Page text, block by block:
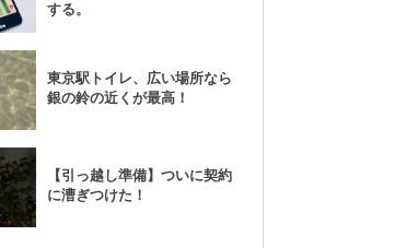
する。
東京駅トイレ、広い場所なら
銀の鈴の近くが最高！
【引っ越し準備】ついに契約
に漕ぎつけた！